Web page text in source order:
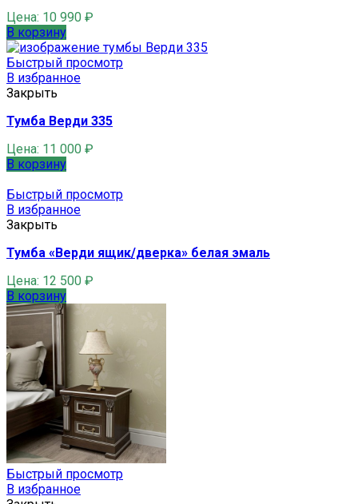
Цена: 10 990 ₽
В корзину
Быстрый просмотр
В избранное
Закрыть
Тумба Верди 335
Цена: 11 000 ₽
В корзину
Быстрый просмотр
В избранное
Закрыть
Тумба «Верди ящик/дверка» белая эмаль
Цена: 12 500 ₽
В корзину
Быстрый просмотр
В избранное